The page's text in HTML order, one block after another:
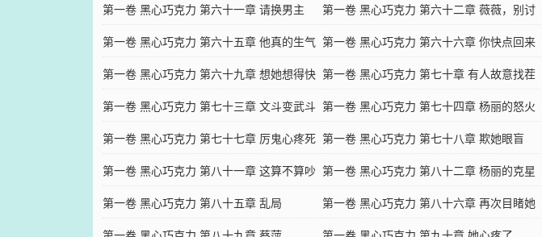
得要死
部位吗？
第一卷 黑心巧克力 第六十一章 请换男主
第一卷 黑心巧克力 第六十二章 薇薇，别讨
厌我
第一卷 黑心巧克力 第六十五章 他真的生气
了？
第一卷 黑心巧克力 第六十六章 你快点回来
吧
第一卷 黑心巧克力 第六十九章 想她想得快
疯了
第一卷 黑心巧克力 第七十章 有人故意找茬
第一卷 黑心巧克力 第七十三章 文斗变武斗 第一卷 黑心巧克力 第七十四章 杨丽的怒火
第一卷 黑心巧克力 第七十七章 厉鬼心疼死
了
第一卷 黑心巧克力 第七十八章 欺她眼盲
第一卷 黑心巧克力 第八十一章 这算不算吵
架？
第一卷 黑心巧克力 第八十二章 杨丽的克星
第一卷 黑心巧克力 第八十五章 乱局
第一卷 黑心巧克力 第八十六章 再次目睹她